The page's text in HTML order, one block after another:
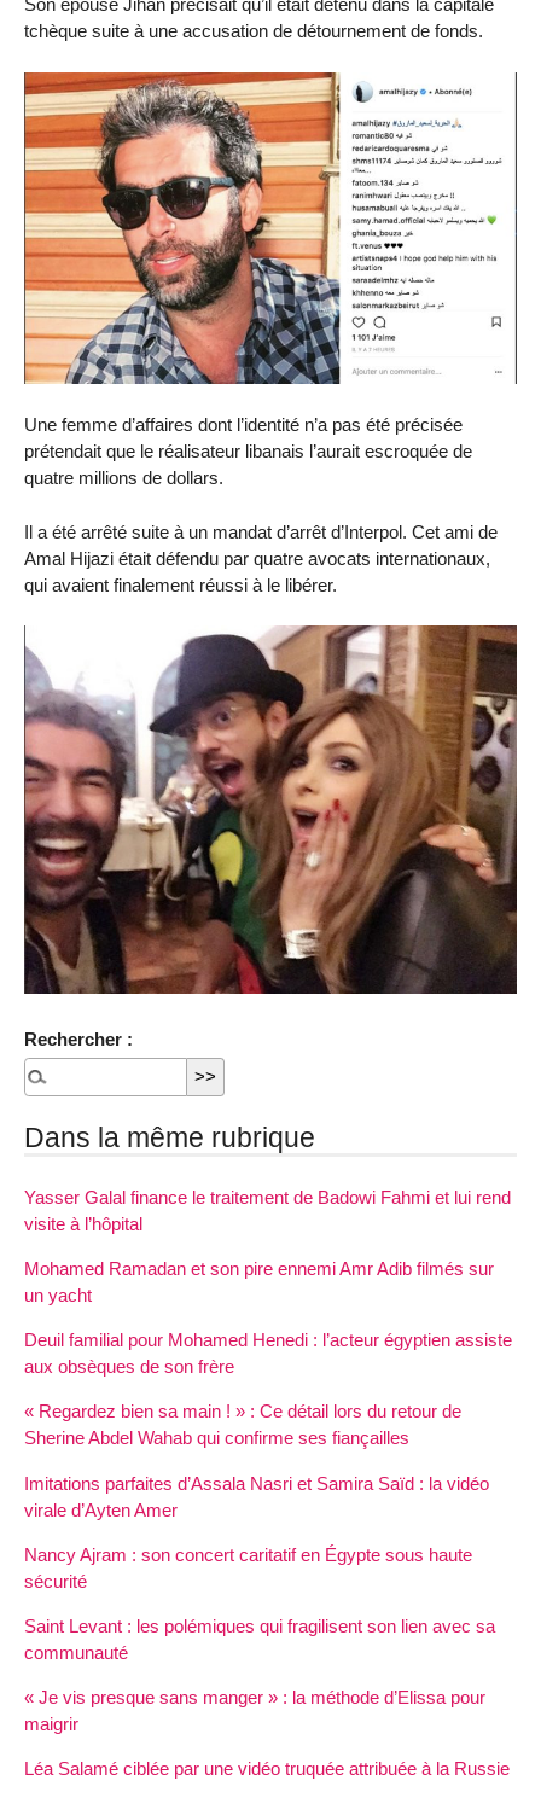
Son épouse Jihan précisait qu’il était détenu dans la capitale
tchèque suite à une accusation de détournement de fonds.
Une femme d’affaires dont l’identité n’a pas été précisée
prétendait que le réalisateur libanais l’aurait escroquée de
quatre millions de dollars.
Il a été arrêté suite à un mandat d’arrêt d’Interpol. Cet ami de
Amal Hijazi était défendu par quatre avocats internationaux,
qui avaient finalement réussi à le libérer.
Rechercher :
Dans la même rubrique
Yasser Galal finance le traitement de Badowi Fahmi et lui rend
visite à l’hôpital
Mohamed Ramadan et son pire ennemi Amr Adib filmés sur
un yacht
Deuil familial pour Mohamed Henedi : l’acteur égyptien assiste
aux obsèques de son frère
« Regardez bien sa main ! » : Ce détail lors du retour de
Sherine Abdel Wahab qui confirme ses fiançailles
Imitations parfaites d’Assala Nasri et Samira Saïd : la vidéo
virale d’Ayten Amer
Nancy Ajram : son concert caritatif en Égypte sous haute
sécurité
Saint Levant : les polémiques qui fragilisent son lien avec sa
communauté
« Je vis presque sans manger » : la méthode d’Elissa pour
maigrir
Léa Salamé ciblée par une vidéo truquée attribuée à la Russie